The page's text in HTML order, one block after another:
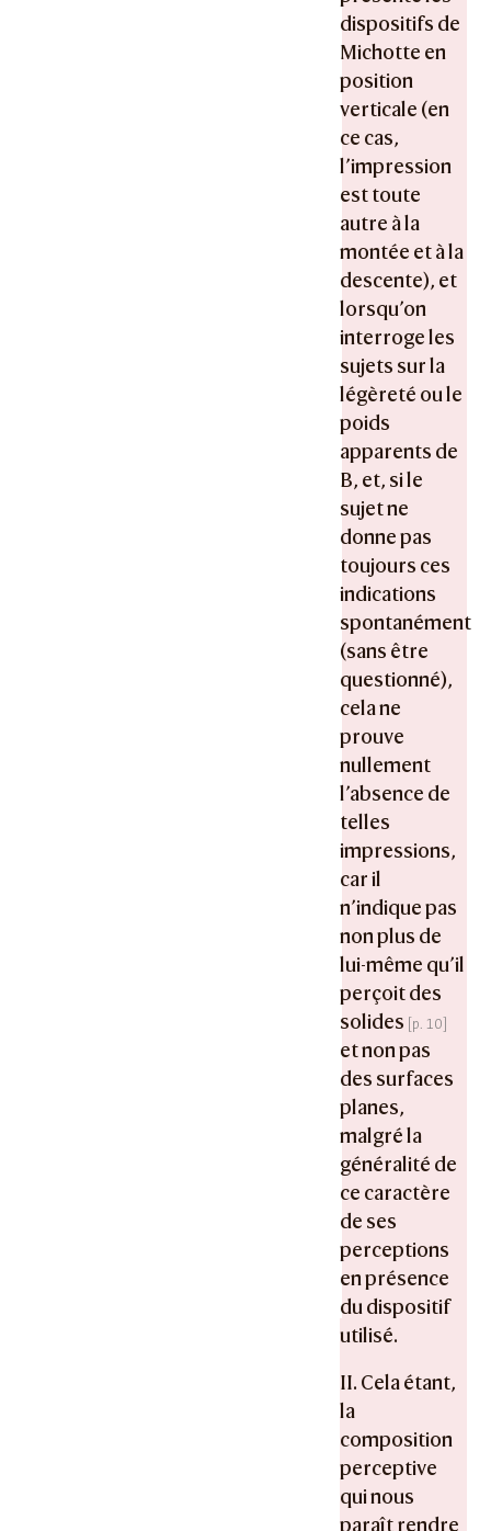
dispositifs de
Michotte en
position
verticale (en
ce cas,
l’impression
est toute
autre à la
montée et à la
descente), et
lorsqu’on
interroge les
sujets sur la
légèreté ou le
poids
apparents de
B, et, si le
sujet ne
donne pas
toujours ces
indications
spontanément
(sans être
questionné),
cela ne
prouve
nullement
l’absence de
telles
impressions,
car il
n’indique pas
non plus de
lui-même qu’il
perçoit des
solides
et non pas
des surfaces
planes,
malgré la
généralité de
ce caractère
de ses
perceptions
en présence
du dispositif
utilisé.
II. Cela étant,
la
composition
perceptive
qui nous
paraît rendre